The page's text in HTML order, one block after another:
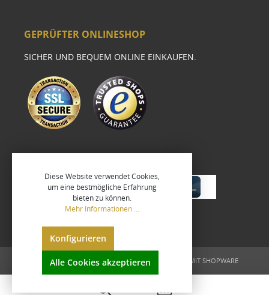
GEPRÜFTER ONLINESHOP
SICHER UND BEQUEM ONLINE EINKAUFEN.
UMGESETZT VONXEROGRAFIX GMBH REALISIERT MIT SHOPWARE
Diese Website verwendet Cookies,
um eine bestmögliche Erfahrung
bieten zu können.
Mehr Informationen ...
Konfigurieren
Alle Cookies akzeptieren